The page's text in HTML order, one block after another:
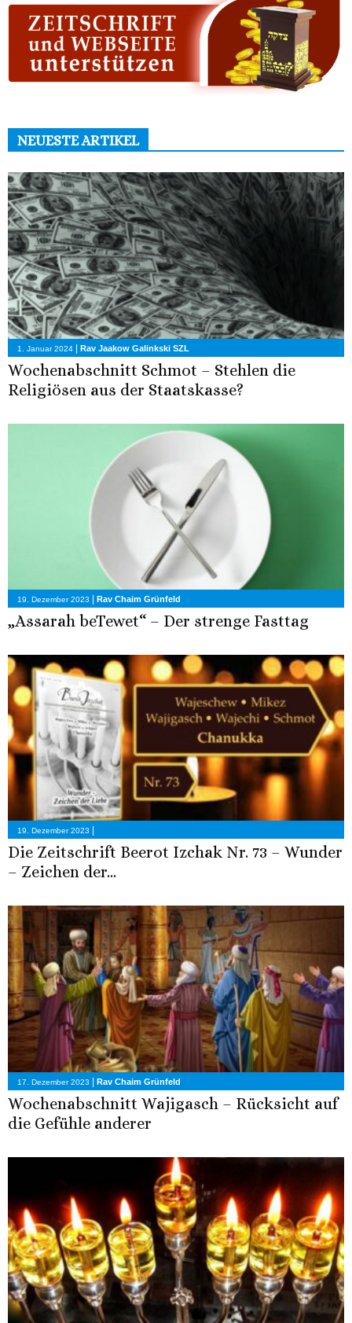
NEUESTE ARTIKEL
1. Januar 2024 | Rav Jaakow Galinkski SZL
Wochenabschnitt Schmot – Stehlen die
Religiösen aus der Staatskasse?
19. Dezember 2023 | Rav Chaim Grünfeld
„Assarah beTewet“ – Der strenge Fasttag
19. Dezember 2023
Die Zeitschrift Beerot Izchak Nr. 73 – Wunder
– Zeichen der...
17. Dezember 2023 | Rav Chaim Grünfeld
Wochenabschnitt Wajigasch – Rücksicht auf
die Gefühle anderer